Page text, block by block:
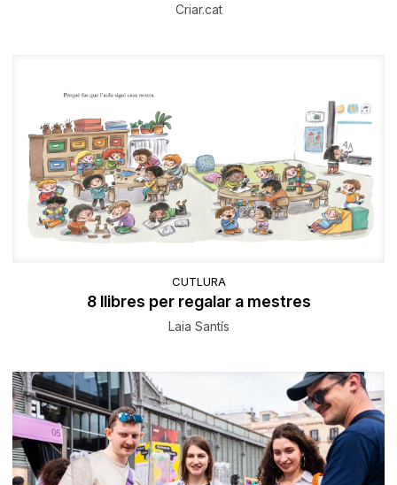
Criar.cat
CUTLURA
8 llibres per regalar a mestres
Laia Santís